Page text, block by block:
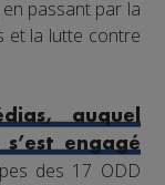
passant par la
et la lutte contre
auquel
engagé
des 17 ODD